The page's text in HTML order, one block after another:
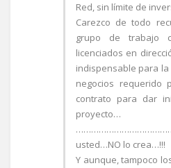
Red, sin límite de
Carezco de todo
grupo de trabajo
licenciados en
indispensable para
negocios requerido
contrato para dar
proyecto…
usted…NO lo crea…!!!
Y aunque, tampoco